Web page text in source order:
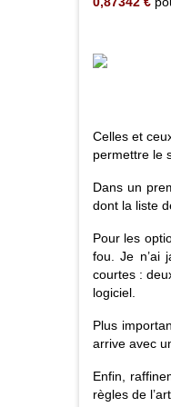
Celles et
permettre le
Dans un
dont la liste
Pour les
fou. Je n’ai
courtes :
logiciel.
Plus
arrive avec
Enfin,
règles de